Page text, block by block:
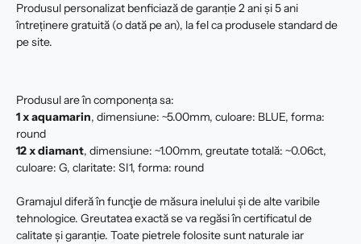
Produsul personalizat benficiază de garanție 2 ani și 5 ani
întreținere gratuită (o dată pe an), la fel ca produsele standard de
pe site.
Produsul are în componența sa:
1 x aquamarin, dimensiune: ~5.00mm, culoare: BLUE, forma:
round
12 xdiamant, dimensiune: ~1.00mm, greutate totală: ~0.06ct,
culoare: G, claritate: SI1, forma: round
Gramajul diferă în funcţie de măsura inelului şi de alte varibile
tehnologice. Greutatea exactă se va regăsi în certificatul de
calitate şi garanție. Toate pietrele folosite sunt naturale iar